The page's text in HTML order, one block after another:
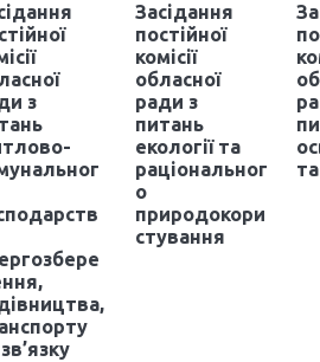
з
Засідання
постійної
комісії
обласної
ради з
питань
екології та
раціональног
о
природокори
стування